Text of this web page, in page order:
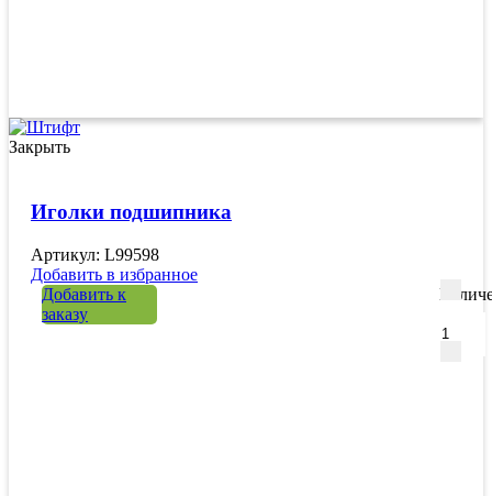
Закрыть
Иголки подшипника
Артикул: L99598
Добавить в избранное
Добавить к
заказу